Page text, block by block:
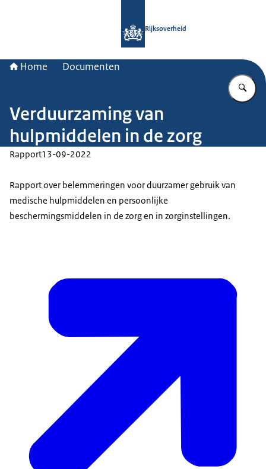
Rijksoverheid
Home Documenten
Verduurzaming van
hulpmiddelen in de zorg
Rapport13-09-2022
Rapport over belemmeringen voor duurzamer gebruik van
medische hulpmiddelen en persoonlijke
beschermingsmiddelen in de zorg en in zorginstellingen.